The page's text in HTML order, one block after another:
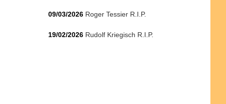
09/03/2026 Roger Tessier R.I.P.
19/02/2026 Rudolf Kriegisch R.I.P.